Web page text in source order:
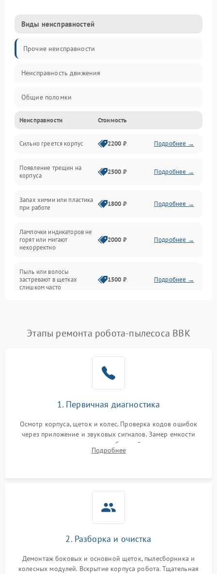
Виды неисправностей
Прочие неисправности
Неисправность движения
Общие поломки
Неисправность датчиков
Неисправность программного обеспечения
Проблемы с сигналом
Батарея
Программные сбои
Неисправности Стоимость
Сильно греется корпус 2200 ₽ Подробнее →
Появление трещин на
корпуса
2500 ₽ Подробнее →
Запах химии или пластика
при работе
1800 ₽ Подробнее →
Лампочки индикаторов не
горят или мигают
некорректно
2000 ₽ Подробнее →
Пыль или волосы
застревают в щетках
слишком часто
1500 ₽ Подробнее →
Этапы ремонта робота-пылесоса BBK
1. Первичная диагностика
Осмотр корпуса, щеток и колес. Проверка кодов ошибок
через приложение и звуковых сигналов. Замер емкости
аккумулятора и тестирование базовой станции зарядки.
Оценка работы лидара, бампера и датчиков падения для
Подробнее
2. Разборка и очистка
Демонтаж боковых и основной щеток, пылесборника и
колесных модулей. Вскрытие корпуса робота. Тщательная